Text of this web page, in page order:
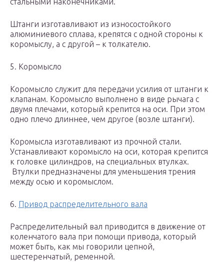
Штанги изготавливают из износостойкого
алюминиевого сплава, крепятся с одной стороны к
коромыслу, а с другой – к толкателю.
5. Коромысло
Коромысло служит для передачи усилия от штанги к
клапанам. Коромысло выполнено в виде рычага с
двумя плечами, который крепится на оси. При этом
одно плечо длиннее, чем другое (возле штанги).
Коромысла изготавливают из прочной стали.
Устанавливают коромысло на оси, которая крепится
к головке цилиндров, на специальных втулках.
Втулки предназначены для уменьшения трения
между осью и коромыслом.
6. Привод распределительного вала
Распределительный вал приводится в движение от
коленчатого вала при помощи привода, который
может быть, как мы говорили цепной,
шестеренчатый, ременной.